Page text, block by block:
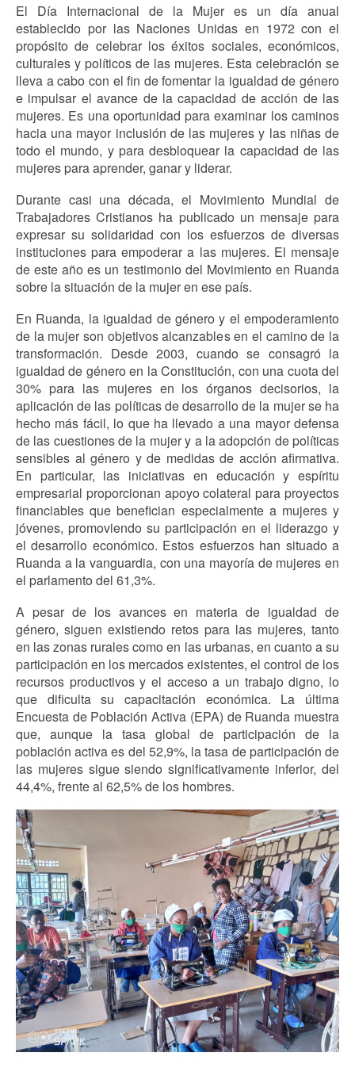
El Día Internacional de la Mujer es un día anual
establecido por las Naciones Unidas en 1972 con el
propósito de celebrar los éxitos sociales, económicos,
culturales y políticos de las mujeres. Esta celebración se
lleva a cabo con el fin de fomentar la igualdad de género
e impulsar el avance de la capacidad de acción de las
mujeres. Es una oportunidad para examinar los caminos
hacia una mayor inclusión de las mujeres y las niñas de
todo el mundo, y para desbloquear la capacidad de las
mujeres para aprender, ganar y liderar.
Durante casi una década, el Movimiento Mundial de
Trabajadores Cristianos ha publicado un mensaje para
expresar su solidaridad con los esfuerzos de diversas
instituciones para empoderar a las mujeres. El mensaje
de este año es un testimonio del Movimiento en Ruanda
sobre la situación de la mujer en ese país.
En Ruanda, la igualdad de género y el empoderamiento
de la mujer son objetivos alcanzables en el camino de la
transformación. Desde 2003, cuando se consagró la
igualdad de género en la Constitución, con una cuota del
30% para las mujeres en los órganos decisorios, la
aplicación de las políticas de desarrollo de la mujer se ha
hecho más fácil, lo que ha llevado a una mayor defensa
de las cuestiones de la mujer y a la adopción de políticas
sensibles al género y de medidas de acción afirmativa.
En particular, las iniciativas en educación y espíritu
empresarial proporcionan apoyo colateral para proyectos
financiables que benefician especialmente a mujeres y
jóvenes, promoviendo su participación en el liderazgo y
el desarrollo económico. Estos esfuerzos han situado a
Ruanda a la vanguardia, con una mayoría de mujeres en
el parlamento del 61,3%.
A pesar de los avances en materia de igualdad de
género, siguen existiendo retos para las mujeres, tanto
en las zonas rurales como en las urbanas, en cuanto a su
participación en los mercados existentes, el control de los
recursos productivos y el acceso a un trabajo digno, lo
que dificulta su capacitación económica. La última
Encuesta de Población Activa (EPA) de Ruanda muestra
que, aunque la tasa global de participación de la
población activa es del 52,9%, la tasa de participación de
las mujeres sigue siendo significativamente inferior, del
44,4%, frente al 62,5% de los hombres.